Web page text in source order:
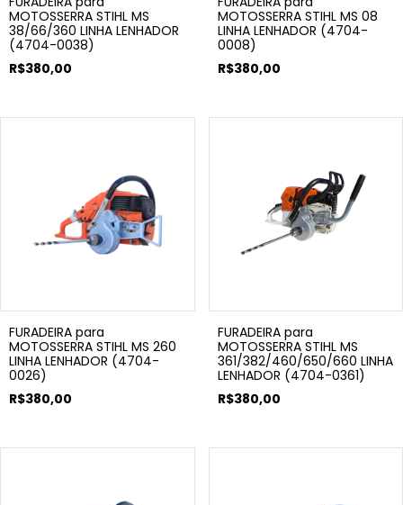
MOTOSSERRA STIHL MS
38/66/360 LINHA LENHADOR
(4704-0038)
R$380,00
MOTOSSERRA STIHL MS 08
LINHA LENHADOR (4704-
0008)
R$380,00
FURADEIRA para
MOTOSSERRA STIHL MS 260
LINHA LENHADOR (4704-
0026)
R$380,00
FURADEIRA para
MOTOSSERRA STIHL MS
361/382/460/650/660 LINHA
LENHADOR (4704-0361)
R$380,00